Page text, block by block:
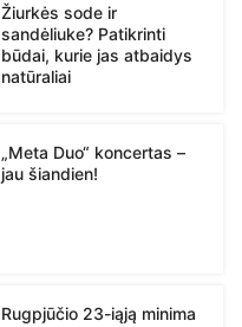
Žiurkės sode ir
sandėliuke? Patikrinti
būdai, kurie jas atbaidys
natūraliai
„Meta Duo“ koncertas –
jau šiandien!
Rugpjūčio 23-iąją minima